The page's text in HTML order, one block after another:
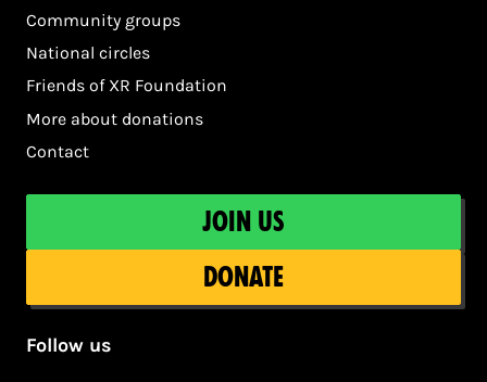
Community groups
National circles
Friends of XR Foundation
More about donations
Contact
Join us
Donate
Follow us